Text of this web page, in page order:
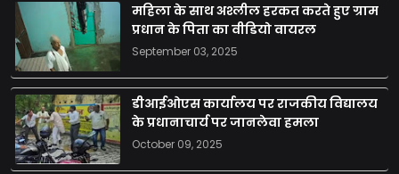
महिला के साथ अश्लील हरकत करते हुए ग्राम
प्रधान के पिता का वीडियो वायरल
September 03, 2025
डीआईओएस कार्यालय पर राजकीय विद्यालय
के प्रधानाचार्य पर जानलेवा हमला
October 09, 2025